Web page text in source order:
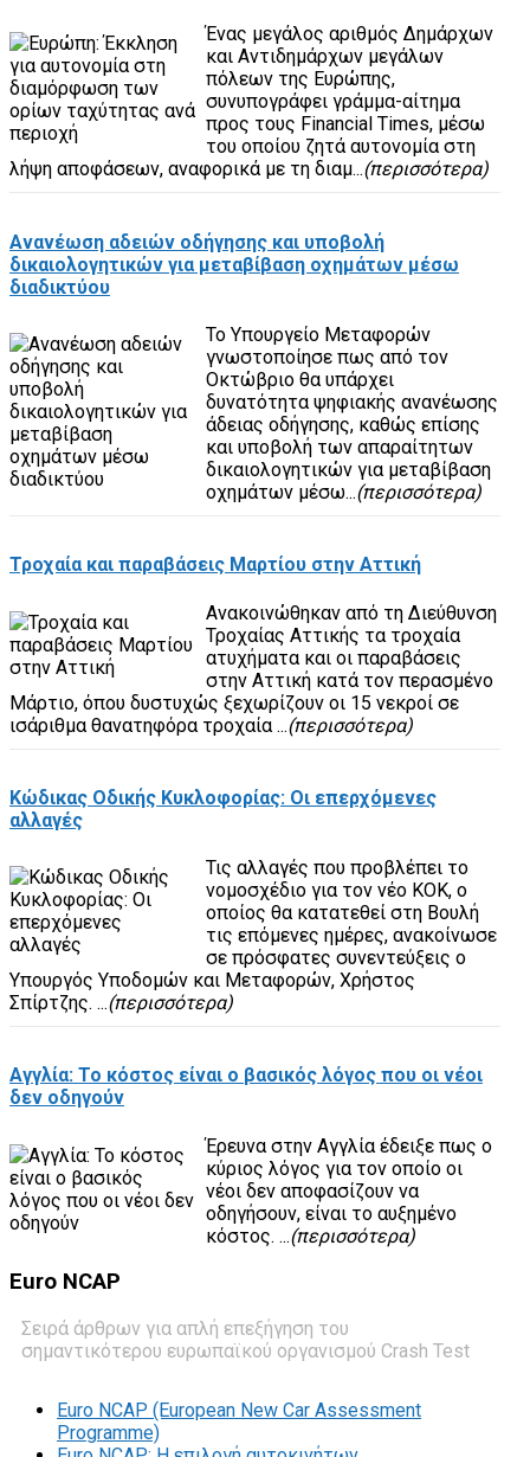
Ένας μεγάλος αριθμός Δημάρχων
και Αντιδημάρχων μεγάλων
πόλεων της Ευρώπης,
συνυπογράφει γράμμα-αίτημα
προς τους Financial Times, μέσω
του οποίου ζητά αυτονομία στη
λήψη αποφάσεων, αναφορικά με τη διαμ...(περισσότερα)
Ανανέωση αδειών οδήγησης και υποβολή
δικαιολογητικών για μεταβίβαση οχημάτων μέσω
διαδικτύου
Το Υπουργείο Μεταφορών
γνωστοποίησε πως από τον
Οκτώβριο θα υπάρχει
δυνατότητα ψηφιακής ανανέωσης
άδειας οδήγησης, καθώς επίσης
και υποβολή των απαραίτητων
δικαιολογητικών για μεταβίβαση
οχημάτων μέσω...(περισσότερα)
Τροχαία και παραβάσεις Μαρτίου στην Αττική
Ανακοινώθηκαν από τη Διεύθυνση
Τροχαίας Αττικής τα τροχαία
ατυχήματα και οι παραβάσεις
στην Αττική κατά τον περασμένο
Μάρτιο, όπου δυστυχώς ξεχωρίζουν οι 15 νεκροί σε
ισάριθμα θανατηφόρα τροχαία ...(περισσότερα)
Κώδικας Οδικής Κυκλοφορίας: Οι επερχόμενες
αλλαγές
Τις αλλαγές που προβλέπει το
νομοσχέδιο για τον νέο ΚΟΚ, ο
οποίος θα κατατεθεί στη Βουλή
τις επόμενες ημέρες, ανακοίνωσε
σε πρόσφατες συνεντεύξεις ο
Υπουργός Υποδομών και Μεταφορών, Χρήστος
Σπίρτζης. ...(περισσότερα)
Αγγλία: Το κόστος είναι ο βασικός λόγος που οι νέοι
δεν οδηγούν
Έρευνα στην Αγγλία έδειξε πως ο
κύριος λόγος για τον οποίο οι
νέοι δεν αποφασίζουν να
οδηγήσουν, είναι το αυξημένο
κόστος. ...(περισσότερα)
Euro NCAP
Σειρά άρθρων για απλή επεξήγηση του
σημαντικότερου ευρωπαϊκού οργανισμού Crash Test
Euro NCAP (European New Car Assessment
Programme)